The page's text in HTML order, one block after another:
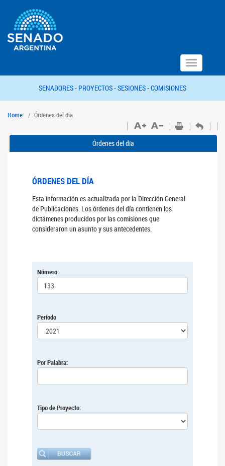
Toggle
navigation
SENADORES - PROYECTOS -SESIONES -COMISIONES
Home Órdenes del día
Órdenes del día
ÓRDENES DEL DÍA
Esta información es actualizada por la Dirección General
de Publicaciones. Los órdenes del día contienen los
dictámenes producidos por las comisiones que
consideraron un asunto y sus antecedentes.
Número
Período
Por Palabra:
Tipo de Proyecto: